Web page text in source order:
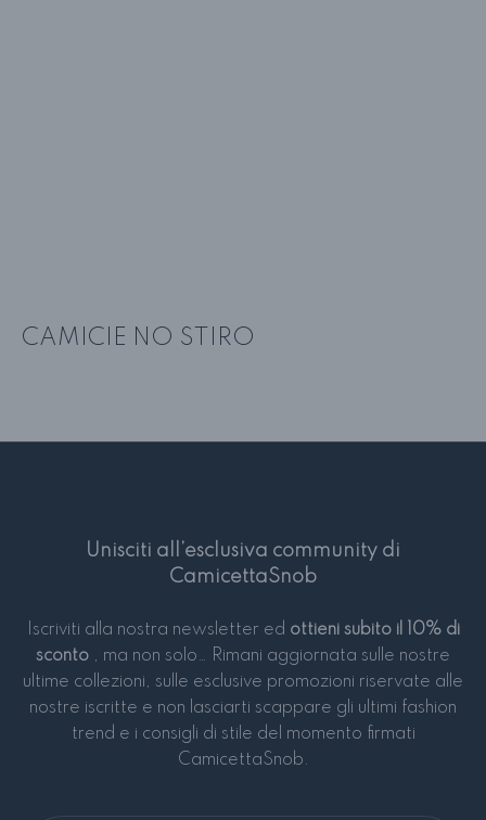
CAMICIE NO STIRO
Unisciti all’esclusiva community di
CamicettaSnob
Iscriviti alla nostra newsletter ed ottieni subito il 10% di
sconto , ma non solo… Rimani aggiornata sulle nostre
ultime collezioni, sulle esclusive promozioni riservate alle
nostre iscritte e non lasciarti scappare gli ultimi fashion
trend e i consigli di stile del momento firmati
CamicettaSnob.